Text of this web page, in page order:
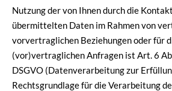
Nutzung der von Ihnen durch die
übermittelten Daten im Rahmen von
vorvertraglichen Beziehungen oder für
(vor)vertraglichen Anfragen ist Art. 6
DSGVO (Datenverarbeitung zur
Rechtsgrundlage für die Verarbeitung